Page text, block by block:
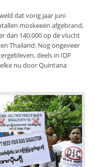
dat vorig jaar juni
moskeeën afgebrand,
dan 140.000 op de vlucht
Thailand. Nog ongeveer
deels in IDP
nu door Quintana